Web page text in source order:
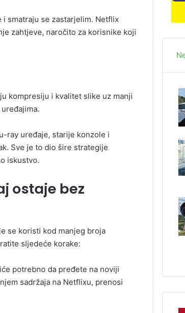
smatraju se zastarjelim. Netflix
zahtjeve, naročito za korisnike koji
kompresiju i kvalitet slike uz manji
ray uređaje, starije konzole i
Sve je to dio šire strategije
iskustvo.
ostaje bez
se koristi kod manjeg broja
sljedeće korake:
potrebno da pređete na noviji
sadržaja na Netflixu, prenosi